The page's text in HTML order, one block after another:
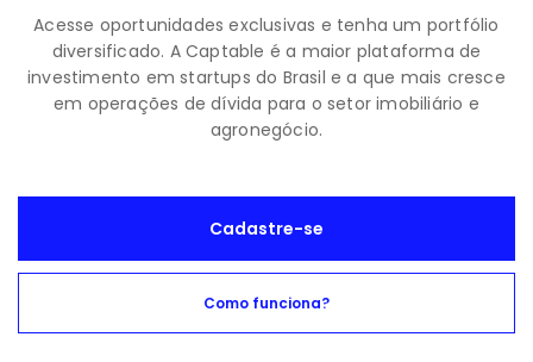
Acesse oportunidades exclusivas e tenha um portfólio
diversificado. A Captable é a maior plataforma de
investimento em startups do Brasil e a que mais cresce
em operações de dívida para o setor imobiliário e
agronegócio.
Cadastre-se
Como funciona?